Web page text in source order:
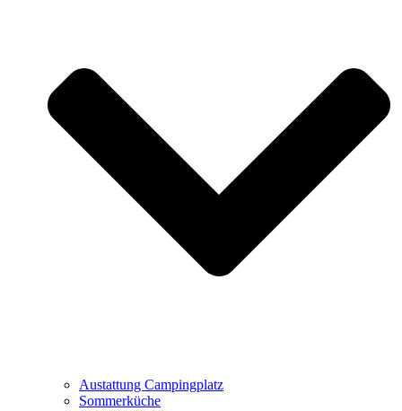
Austattung Campingplatz
Sommerküche